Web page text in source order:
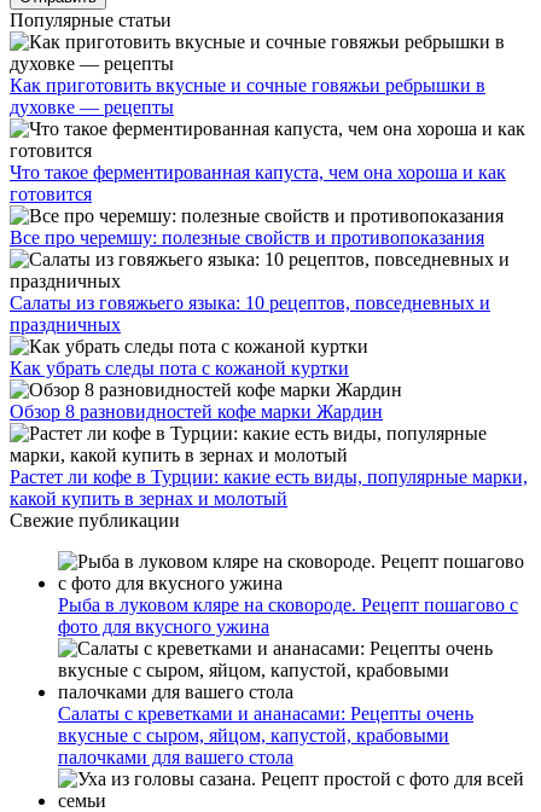
Популярные статьи
Как приготовить вкусные и сочные говяжьи ребрышки в
духовке — рецепты
Что такое ферментированная капуста, чем она хороша и как
готовится
Все про черемшу: полезные свойств и противопоказания
Салаты из говяжьего языка: 10 рецептов, повседневных и
праздничных
Как убрать следы пота с кожаной куртки
Обзор 8 разновидностей кофе марки Жардин
Растет ли кофе в Турции: какие есть виды, популярные марки,
какой купить в зернах и молотый
Свежие публикации
Рыба в луковом кляре на сковороде. Рецепт пошагово с
фото для вкусного ужина
Салаты с креветками и ананасами: Рецепты очень
вкусные с сыром, яйцом, капустой, крабовыми
палочками для вашего стола